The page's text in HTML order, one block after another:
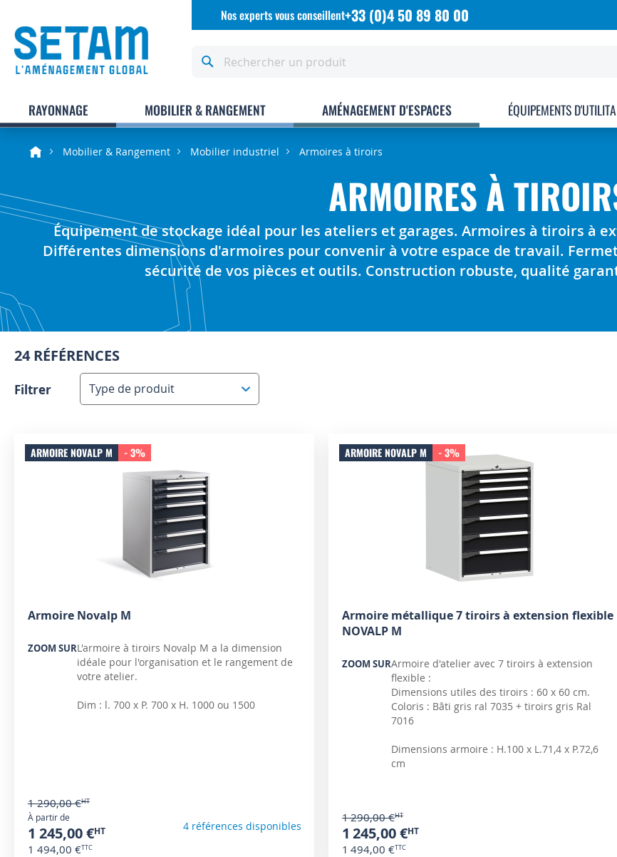
AllezNos experts vous conseillent+33 (0)4 50 89 80 00
RAYONNAGE MOBILIER & RANGEMENT AMÉNAGEMENT D'ESPACES ÉQUIPEMENTS
Mobilier & Rangement Mobilier industriel Armoires à tiroirs
ARMOIRES À
Équipement de stockage idéal pour les ateliers et garages. Armoires à tiroirs à
Différentes dimensions d'armoires pour convenir à votre espace de travail.
sécurité de vos pièces et outils. Construction robuste, qualité
24 RÉFÉRENCES
Filtrer Type de produit
ARMOIRE NOVALP M - 3%
Armoire Novalp M
ZOOM SURL'armoire à tiroirs Novalp M a la dimension
idéale pour l'organisation et le rangement de
votre atelier.
Dim : l. 700 x P. 700 x H. 1000 ou 1500
1 290,00 €
À partir de
1 245,00 €
1 494,00 €
4 références disponibles
ARMOIRE NOVALP M - 3%
Armoire métallique 7 tiroirs à extension flexible
NOVALP M
ZOOM SURArmoire d'atelier avec 7 tiroirs à extension
flexible :
Dimensions utiles des tiroirs : 60 x 60 cm.
Coloris : Bâti gris ral 7035 + tiroirs gris Ral
7016
Dimensions armoire : H.100 x L.71,4 x P.72,6
cm
1 290,00 €
1 245,00 €
1 494,00 €